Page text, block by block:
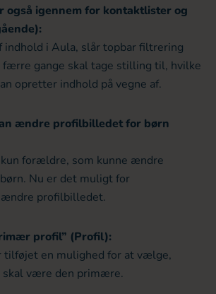
også igennem for kontaktlister og
indhold i Aula, slår topbar filtrering
færre gange skal tage stilling til, hvilke
opretter indhold på vegne af.
ændre profilbilledet for børn
forældre, som kunne ændre
Nu er det muligt for
profilbilledet.
profil” (Profil):
tilføjet en mulighed for at vælge,
skal være den primære.